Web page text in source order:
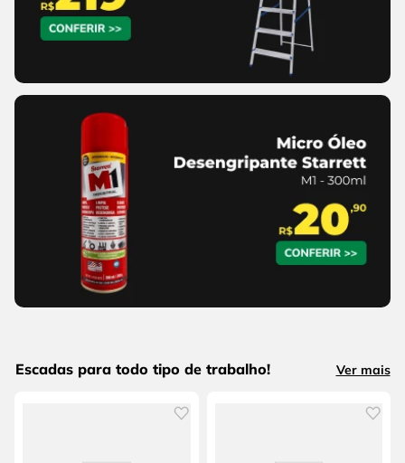
Escadas para todo tipo de trabalho! Ver mais